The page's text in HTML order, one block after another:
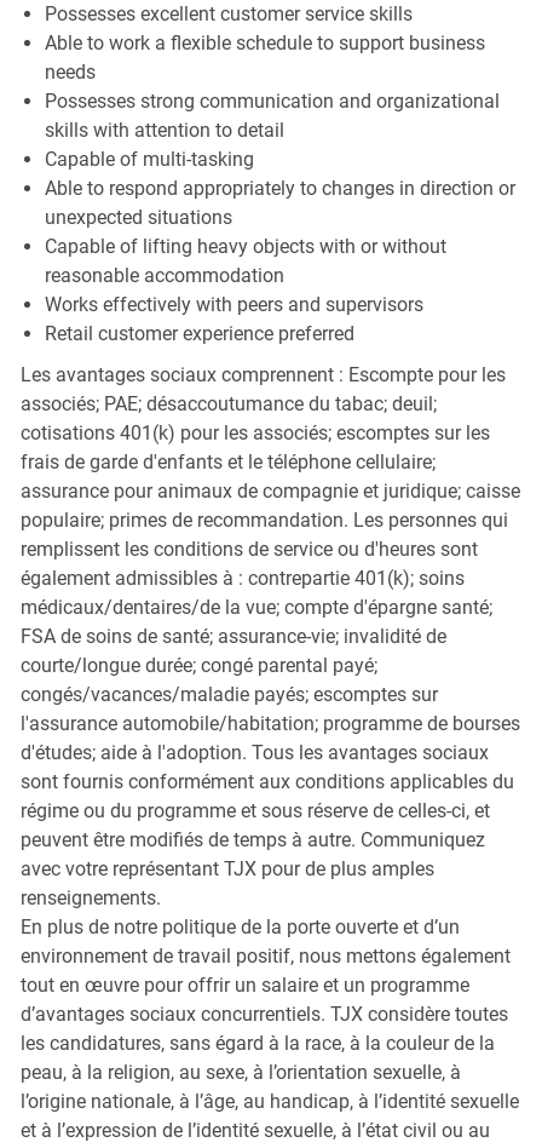
Possesses excellent customer service skills
Able to work a flexible schedule to support business
needs
Possesses strong communication and organizational
skills with attention to detail
Capable of multi-tasking
Able to respond appropriately to changes in direction or
unexpected situations
Capable of lifting heavy objects with or without
reasonable accommodation
Works effectively with peers and supervisors
Retail customer experience preferred
Les avantages sociaux comprennent : Escompte pour les
associés; PAE; désaccoutumance du tabac; deuil;
cotisations 401(k) pour les associés; escomptes sur les
frais de garde d'enfants et le téléphone cellulaire;
assurance pour animaux de compagnie et juridique; caisse
populaire; primes de recommandation. Les personnes qui
remplissent les conditions de service ou d'heures sont
également admissibles à : contrepartie 401(k); soins
médicaux/dentaires/de la vue; compte d'épargne santé;
FSA de soins de santé; assurance-vie; invalidité de
courte/longue durée; congé parental payé;
congés/vacances/maladie payés; escomptes sur
l'assurance automobile/habitation; programme de bourses
d'études; aide à l'adoption. Tous les avantages sociaux
sont fournis conformément aux conditions applicables du
régime ou du programme et sous réserve de celles-ci, et
peuvent être modifiés de temps à autre. Communiquez
avec votre représentant TJX pour de plus amples
renseignements.
En plus de notre politique de la porte ouverte et d’un
environnement de travail positif, nous mettons également
tout en œuvre pour offrir un salaire et un programme
d’avantages sociaux concurrentiels. TJX considère toutes
les candidatures, sans égard à la race, à la couleur de la
peau, à la religion, au sexe, à l’orientation sexuelle, à
l’origine nationale, à l’âge, au handicap, à l’identité sexuelle
et à l’expression de l’identité sexuelle, à l’état civil ou au